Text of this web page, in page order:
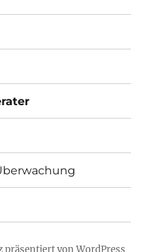
präsentiert von WordPress